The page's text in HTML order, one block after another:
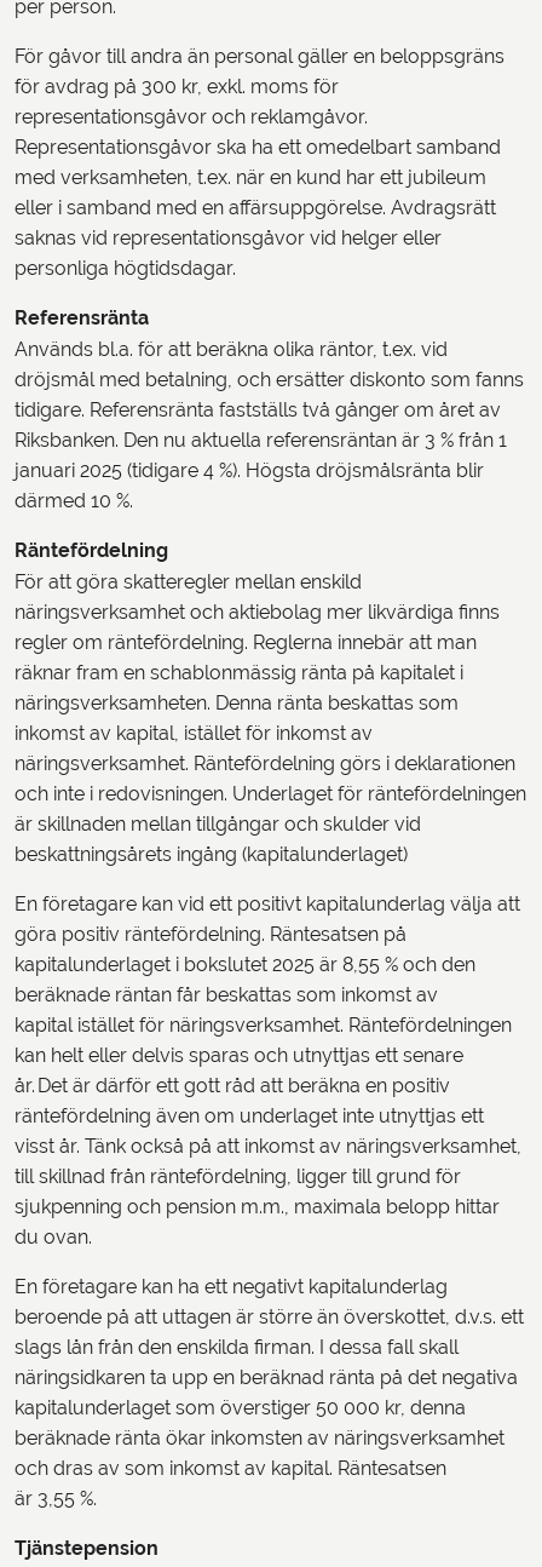
per person.
För gåvor till andra än personal gäller en beloppsgräns
för avdrag på 300 kr, exkl. moms för
representationsgåvor och reklamgåvor.
Representationsgåvor ska ha ett omedelbart samband
med verksamheten, t.ex. när en kund har ett jubileum
eller i samband med en affärsuppgörelse. Avdragsrätt
saknas vid representationsgåvor vid helger eller
personliga högtidsdagar.
Referensränta
Används bl.a. för att beräkna olika räntor, t.ex. vid
dröjsmål med betalning, och ersätter diskonto som fanns
tidigare. Referensränta fastställs två gånger om året av
Riksbanken. Den nu aktuella referensräntan är 3 % från 1
januari 2025 (tidigare 4 %). Högsta dröjsmålsränta blir
därmed 10 %.
Räntefördelning
För att göra skatteregler mellan enskild
näringsverksamhet och aktiebolag mer likvärdiga finns
regler om räntefördelning. Reglerna innebär att man
räknar fram en schablonmässig ränta på kapitalet i
näringsverksamheten. Denna ränta beskattas som
inkomst av kapital, istället för inkomst av
näringsverksamhet. Räntefördelning görs i deklarationen
och inte i redovisningen. Underlaget för räntefördelningen
är skillnaden mellan tillgångar och skulder vid
beskattningsårets ingång (kapitalunderlaget)
En företagare kan vid ett positivt kapitalunderlag välja att
göra positiv räntefördelning. Räntesatsen på
kapitalunderlaget i bokslutet 2025 är 8,55 % och den
beräknade räntan får beskattas som inkomst av
kapital istället för näringsverksamhet. Räntefördelningen
kan helt eller delvis sparas och utnyttjas ett senare
år. Det är därför ett gott råd att beräkna en positiv
räntefördelning även om underlaget inte utnyttjas ett
visst år. Tänk också på att inkomst av näringsverksamhet,
till skillnad från räntefördelning, ligger till grund för
sjukpenning och pension m.m., maximala belopp hittar
du ovan.
En företagare kan ha ett negativt kapitalunderlag
beroende på att uttagen är större än överskottet, d.v.s. ett
slags lån från den enskilda firman. I dessa fall skall
näringsidkaren ta upp en beräknad ränta på det negativa
kapitalunderlaget som överstiger 50 000 kr, denna
beräknade ränta ökar inkomsten av näringsverksamhet
och dras av som inkomst av kapital. Räntesatsen
är 3,55 %.
Tjänstepension